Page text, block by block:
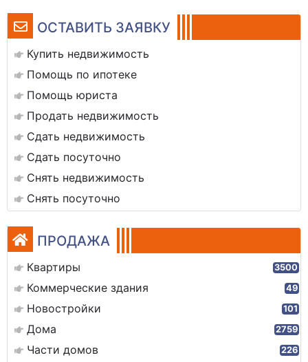
ОСТАВИТЬ ЗАЯВКУ
Купить недвижимость
Помощь по ипотеке
Помощь юриста
Продать недвижимость
Сдать недвижимость
Сдать посуточно
Снять недвижимость
Снять посуточно
ПРОДАЖА
Квартиры 3500
Коммерческие здания 49
Новостройки 101
Дома 2759
Части домов 226